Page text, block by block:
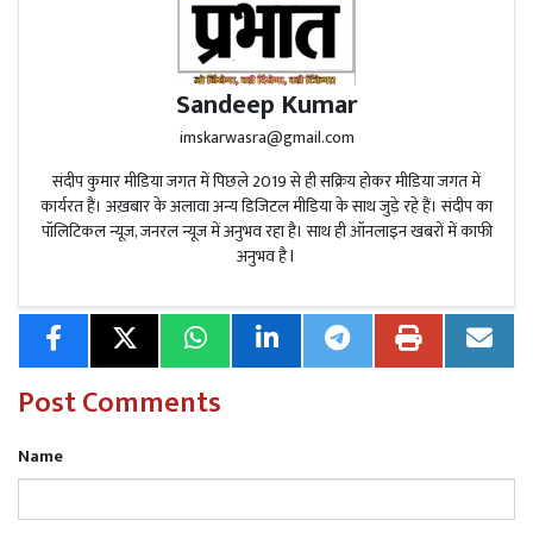
विकास खंड हलिया के कोलहा बस्ती की बदहाल
सड़क से ग्रामीण बेहाल, ग्राम प्रधान और सचिव पर अनदेखी का
आरोप
18 अक्टूबर (शनिवार): काती बिहू — असम में बैंक बंद
लोग घरों में रहने को हुए मजबूर
19 अक्टूबर (रविवार): साप्ताहिक अवकाश
Sandeep Kumar
imskarwasra@gmail.com
संदीप कुमार मीडिया जगत में पिछले 2019 से ही सक्रिय होकर मीडिया जगत में
कार्यरत हैं। अख़बार के अलावा अन्य डिजिटल मीडिया के साथ जुड़े रहे हैं। संदीप का
पॉलिटिकल न्यूज, जनरल न्यूज में अनुभव रहा है। साथ ही ऑनलाइन खबरों में काफी
अनुभव है l
Post Comments
Name